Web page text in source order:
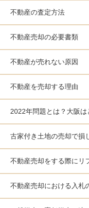
不動産の査定方法
不動産売却の必要書類
不動産が売れない原因
不動産を売却する理由
2022年問題とは？大阪は
古家付き土地の売却で損
不動産売却をする際にリ
不動産売却における入札